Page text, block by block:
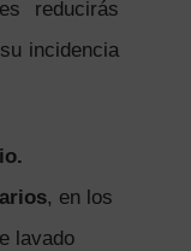
reducirás
incidencia
, en los
lavado